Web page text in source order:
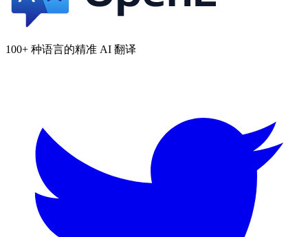
100+ 种语言的精准 AI 翻译